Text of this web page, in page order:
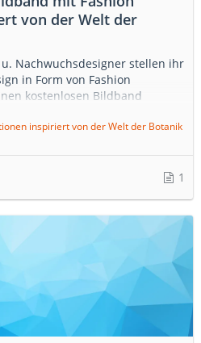
von der Welt der
u. Nachwuchsdesigner stellen ihr
in Form von Fashion
kostenlosen Bildband
Welt der
und Fashion. Download zum
www.klingel.de/flower-
inspiriert von der Welt der Botanik
1